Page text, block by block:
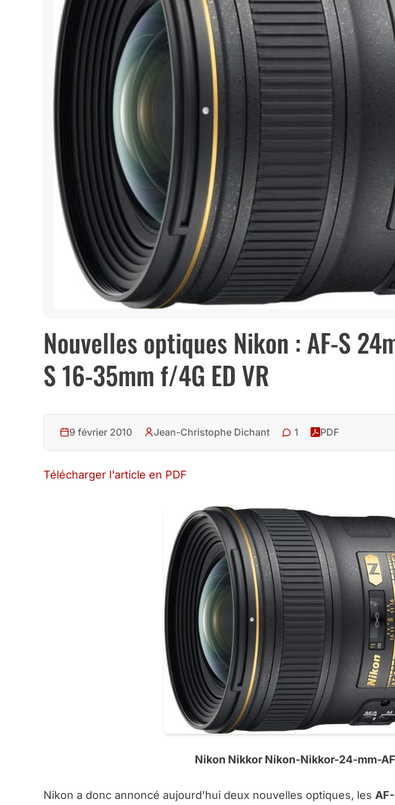
Nouvelles optiques Nikon : AF-S
S 16-35mm f/4G ED VR
9 février 2010 Jean-Christophe Dichant 1 PDF
Télécharger l'article en PDF
Nikon Nikkor Nikon-Nikkor-24-mm-
Nikon a donc annoncé aujourd’hui deux nouvelles optiques, les